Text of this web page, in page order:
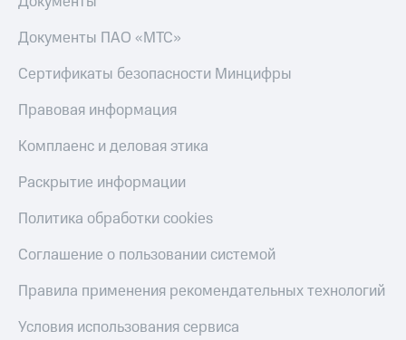
Документы ПАО «МТС»
Сертификаты безопасности Минцифры
Правовая информация
Комплаенс и деловая этика
Раскрытие информации
Политика обработки cookies
Соглашение о пользовании системой
Правила применения рекомендательных технологий
Условия использования сервиса